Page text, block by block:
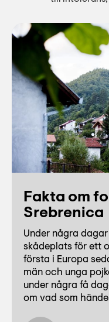
Fakta om
Srebrenica
Under några
skådeplats för ett
första i Europa
män och unga
under några få
om vad som